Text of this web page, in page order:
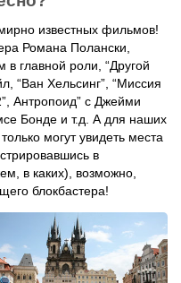
известных фильмов!
Романа Полански,
главной роли, “Другой
“Ван Хельсинг”, “Миссия
Антропоид” с Джейми
Бонде и т.д. А для наших
могут увидеть места
в
в каких), возможно,
блокбастера!